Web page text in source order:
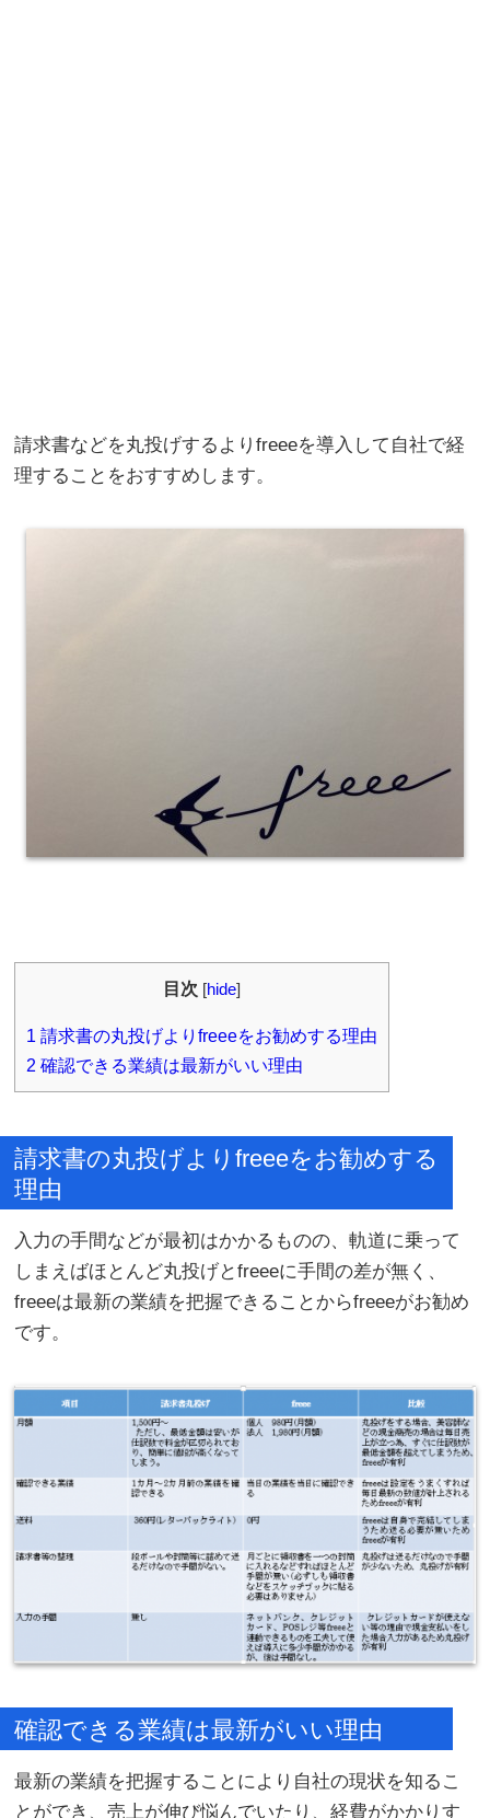
請求書などを丸投げするよりfreeeを導入して自社で経
理することをおすすめします。
目次 [hide]
1 請求書の丸投げよりfreeeをお勧めする理由
2 確認できる業績は最新がいい理由
請求書の丸投げよりfreeeをお勧めする
理由
入力の手間などが最初はかかるものの、軌道に乗って
しまえばほとんど丸投げとfreeeに手間の差が無く、
freeeは最新の業績を把握できることからfreeeがお勧め
です。
確認できる業績は最新がいい理由
最新の業績を把握することにより自社の現状を知るこ
とができ、売上が伸び悩んでいたり、経費がかかりす